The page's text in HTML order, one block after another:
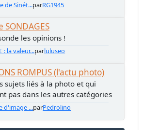
de Sinét...parRG1945
SONDAGES
les opinions !
: la valeur...parluluseo
ROMPUS (l'actu photo)
sujets liés à la photo et qui
pas dans les autres catégories
d'image ...parPedrolino